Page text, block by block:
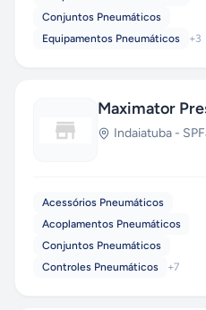
Conjuntos Pneumáticos
Equipamentos Pneumáticos
+3
Maximator
Indaiatuba - SP
Acessórios Pneumáticos
Acoplamentos Pneumáticos
Conjuntos Pneumáticos
Controles Pneumáticos
+7